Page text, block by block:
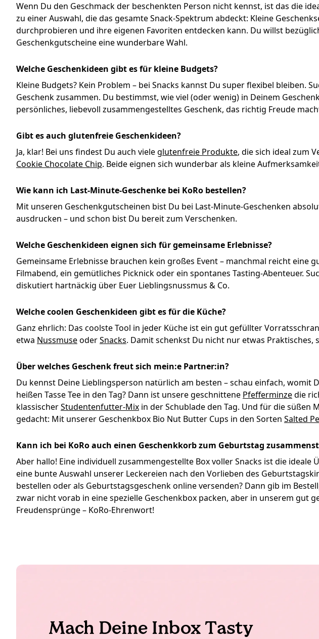
Wenn Du den Geschmack der beschenkten Person nicht kennst, ist das die
zu einer Auswahl, die das gesamte Snack-Spektrum abdeckt: Kleine
durchprobieren und ihre eigenen Favoriten entdecken kann. Du willst
Geschenkgutscheine eine wunderbare Wahl.
Welche Geschenkideen gibt es für kleine Budgets?
Kleine Budgets? Kein Problem – bei Snacks kannst Du super flexibel bleiben.
Geschenk zusammen. Du bestimmst, wie viel (oder wenig) in Deinem
persönliches, liebevoll zusammengestelltes Geschenk, das richtig Freude
Gibt es auch glutenfreie Geschenkideen?
Ja, klar! Bei uns findest Du auch vieleglutenfreie Produkte, die sich ideal zum
Cookie Chocolate Chip. Beide eignen sich wunderbar als kleine
Wie kann ich Last-Minute-Geschenke bei KoRo bestellen?
Mit unseren Geschenkgutscheinen bist Du bei Last-Minute-Geschenken
ausdrucken – und schon bist Du bereit zum Verschenken.
Welche Geschenkideen eignen sich für gemeinsame Erlebnisse?
Gemeinsame Erlebnisse brauchen kein großes Event – manchmal reicht eine
Filmabend, ein gemütliches Picknick oder ein spontanes Tasting-Abenteuer.
diskutiert hartnäckig über Euer Lieblingsnussmus & Co.
Welche coolen Geschenkideen gibt es für die Küche?
Ganz ehrlich: Das coolste Tool in jeder Küche ist ein gut gefüllter
etwa NussmuseoderSnacks. Damit schenkst Du nicht nur etwas
Über welches Geschenk freut sich mein:e Partner:in?
Du kennst Deine Lieblingsperson natürlich am besten – schau einfach,
heißen Tasse Tee in den Tag? Dann ist unsere geschnittene Pfefferminzedie
klassischerStudentenfutter-Mix in der Schublade den Tag. Und für die süßen
gedacht: Mit unserer Geschenkbox Bio Nut Butter Cups in den Sorten Salted
Kann ich bei KoRo auch einen Geschenkkorb zum Geburtstag
Aber hallo! Eine individuell zusammengestellte Box voller Snacks ist die
eine bunte Auswahl unserer Leckereien nach den Vorlieben des
bestellen oder als Geburtstagsgeschenk online versenden? Dann gib im
zwar nicht vorab in eine spezielle Geschenkbox packen, aber in unserem
Freudensprünge – KoRo-Ehrenwort!
Mach Deine Inbox Tasty